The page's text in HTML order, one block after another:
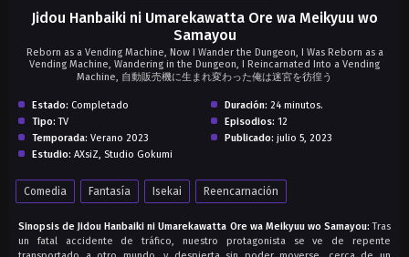
Jidou Hanbaiki ni Umarekawatta Ore wa Meikyuu wo
Samayou
Reborn as a Vending Machine, Now I Wander the Dungeon, I Was Reborn as a
Vending Machine, Wandering in the Dungeon, I Reincarnated Into a Vending
Machine, 自動販売機に生まれ変わった俺は迷宮を彷徨う
Estado: Completado
Tipo: TV
Temporada: Verano 2023
Estudio: AXsiZ, Studio Gokumi
Duración: 24 minutos.
Episodios: 12
Publicado: julio 5, 2023
Comedia Fantasía Isekai Reencarnación
Sinopsis de Jidou Hanbaiki ni Umarekawatta Ore wa Meikyuu wo Samayou: Tras
un fatal accidente de tráfico, nuestro protagonista se ve de repente